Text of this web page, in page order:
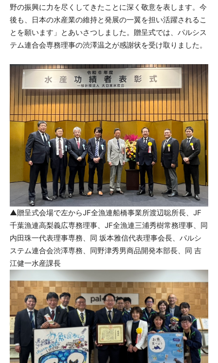
野の振興に力を尽くしてきたことに深く敬意を表します。今
後も、日本の水産業の維持と発展の一翼を担い活躍されるこ
とを願います」とあいさつしました。贈呈式では、パルシス
テム連合会専務理事の渋澤温之が感謝状を受け取りました。
▲贈呈式会場で左からJF全漁連船橋事業所渡辺聡所長、JF
千葉漁連高梨義広専務理事、JF全漁連三浦秀樹常務理事、同
内田珠一代表理事専務、同 坂本雅信代表理事会長、パルシ
ステム連合会渋澤専務、同野津秀男商品開発本部長、同 吉
江健一水産課長